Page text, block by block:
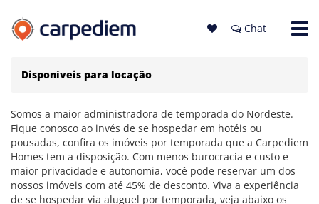
Chat
Disponíveis para locação
Somos a maior administradora de temporada do Nordeste.
Fique conosco ao invés de se hospedar em hotéis ou
pousadas, confira os imóveis por temporada que a Carpediem
Homes tem a disposição. Com menos burocracia e custo e
maior privacidade e autonomia, você pode reservar um dos
nossos imóveis com até 45% de desconto. Viva a experiência
de se hospedar via aluguel por temporada, veja abaixo os